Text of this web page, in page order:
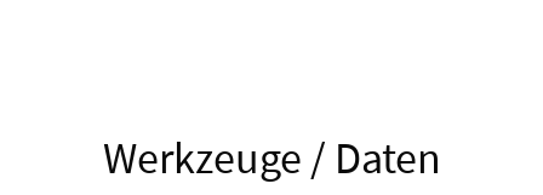
Werkzeuge / Daten